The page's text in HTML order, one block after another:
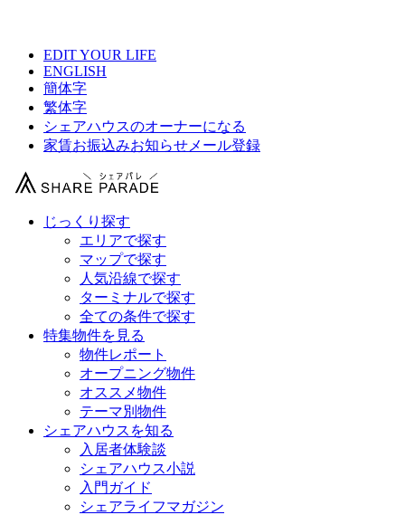
EDIT YOUR LIFE
ENGLISH
簡体字
繁体字
シェアハウスのオーナーになる
家賃お振込みお知らせメール登録
じっくり探す
エリアで探す
マップで探す
人気沿線で探す
ターミナルで探す
全ての条件で探す
特集物件を見る
物件レポート
オープニング物件
オススメ物件
テーマ別物件
シェアハウスを知る
入居者体験談
シェアハウス小説
入門ガイド
シェアライフマガジン